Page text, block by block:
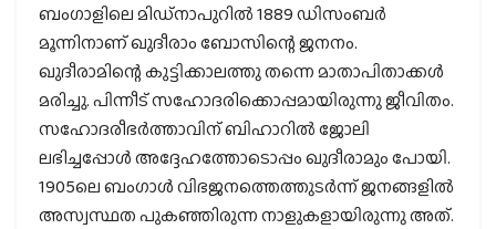
ബംഗാളിലെ മിഡ്നാപുറിൽ 1889 ഡിസംബർ
മൂന്നിനാണ് ഖുദീരാം ബോസിന്റെ ജനനം.
ഖുദീരാമിന്റെ കുട്ടിക്കാലത്തു തന്നെ മാതാപിതാക്കൾ
മരിച്ചു. പിന്നീട് സഹോദരിക്കൊപ്പമായിരുന്നു ജീവിതം.
സഹോദരീഭർത്താവിന് ബിഹാറിൽ ജോലി
ലഭിച്ചപ്പോൾ അദ്ദേഹത്തോടൊപ്പം ഖുദീരാമും പോയി.
1905ലെ ബംഗാൾ വിഭജനത്തെത്തുടർന്ന് ജനങ്ങളില്‍
അസ്വസ്ഥത പുകഞ്ഞിരുന്ന നാളുകളായിരുന്നു അത്.